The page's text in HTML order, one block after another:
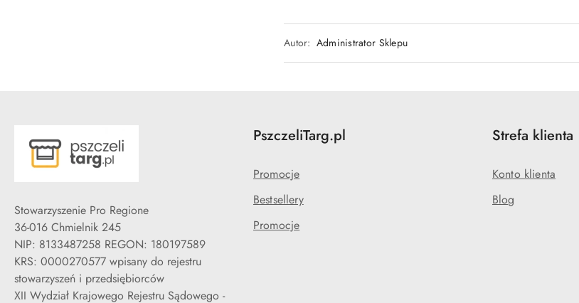
Autor: Administrator Sklepu
Stowarzyszenie Pro Regione
36-016 Chmielnik 245
NIP: 8133487258 REGON: 180197589
KRS: 0000270577 wpisany do rejestru
stowarzyszeń i przedsiębiorców
XII Wydział Krajowego Rejestru Sądowego -
PszczeliTarg.pl
Promocje
Bestsellery
Promocje
Strefa klienta
Konto klienta
Blog